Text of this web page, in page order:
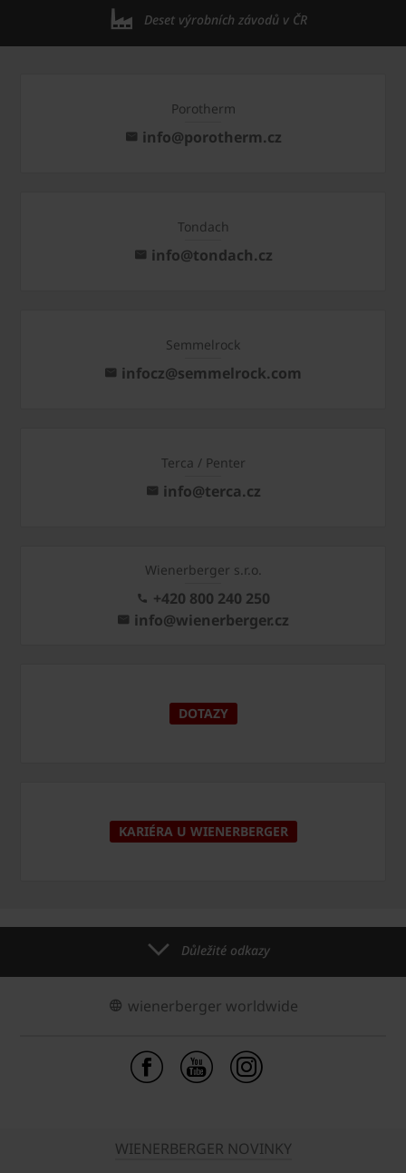
Deset výrobních závodů v ČR
Porotherm
info@porotherm.cz
Tondach
info@tondach.cz
Semmelrock
infocz@semmelrock.com
Terca / Penter
info@terca.cz
Wienerberger s.r.o.
+420 800 240 250
info@wienerberger.cz
DOTAZY
KARIÉRA U WIENERBERGER
Důležité odkazy
wienerberger worldwide
WIENERBERGER NOVINKY